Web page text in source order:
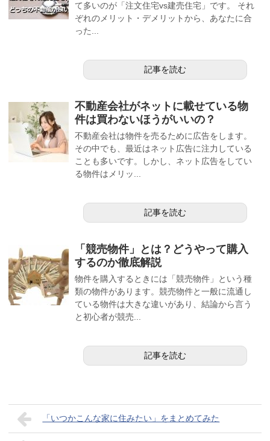
て多いのが「注文住宅vs建売住宅」です。 それ
ぞれのメリット・デメリットから、あなたに合
った...
記事を読む
不動産会社がネットに載せている物
件は買わないほうがいいの？
不動産会社は物件を売るために広告をします。
その中でも、最近はネット広告に注力している
ことも多いです。しかし、ネット広告をしてい
る物件はメリッ...
記事を読む
「競売物件」とは？どうやって購入
するのか徹底解説
物件を購入するときには「競売物件」という種
類の物件があります。競売物件と一般に流通し
ている物件は大きな違いがあり、結論から言う
と初心者が競売...
記事を読む
「いつかこんな家に住みたい」をまとめてみた